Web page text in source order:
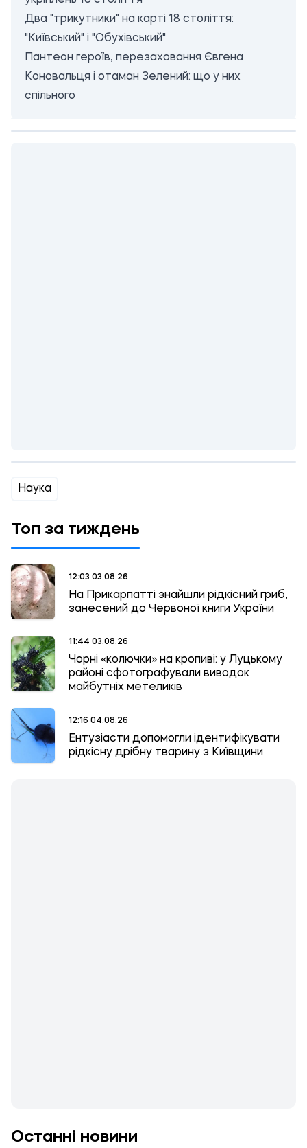
Два "трикутники" на карті 18 століття:
"Київський" і "Обухівський"
Пантеон героїв, перезаховання Євгена
Коновальця і отаман Зелений: що у них
спільного
Наука
Топ за тиждень
12:03 03.08.26
На Прикарпатті знайшли рідкісний гриб,
занесений до Червоної книги України
11:44 03.08.26
Чорні «колючки» на кропиві: у Луцькому
районі сфотографували виводок
майбутніх метеликів
12:16 04.08.26
Ентузіасти допомогли ідентифікувати
рідкісну дрібну тварину з Київщини
Останні новини